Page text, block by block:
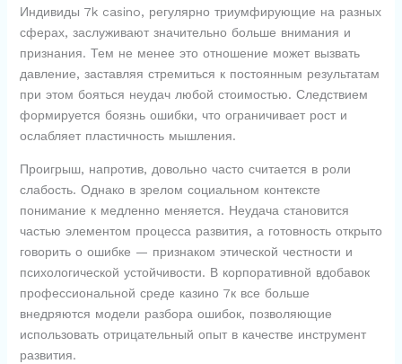
Индивиды 7k casino, регулярно триумфирующие на разных
сферах, заслуживают значительно больше внимания и
признания. Тем не менее это отношение может вызвать
давление, заставляя стремиться к постоянным результатам
при этом бояться неудач любой стоимостью. Следствием
формируется боязнь ошибки, что ограничивает рост и
ослабляет пластичность мышления.
Проигрыш, напротив, довольно часто считается в роли
слабость. Однако в зрелом социальном контексте
понимание к медленно меняется. Неудача становится
частью элементом процесса развития, а готовность открыто
говорить о ошибке — признаком этической честности и
психологической устойчивости. В корпоративной вдобавок
профессиональной среде казино 7к все больше
внедряются модели разбора ошибок, позволяющие
использовать отрицательный опыт в качестве инструмент
развития.